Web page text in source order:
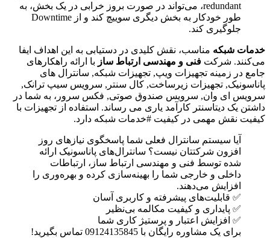
redundant، می‌تواند در صورت بروز خرابی در یک بخش، به
طور خودکار به بخش دیگری سوییچ کند و از Downtime
جلوگیری کند.
خدمات شبکه مناسب، نقش کلیدی در دستیابی به این اهداف ایفا
می‌کنند. شرکت فنی و مهندسی ارتباط ساز با ارائه راهکارهای
جامع در زمینه تجهیزات ویپ, تجهیزات شبکه, سانترال های
پاناسونیک, تجهیزات زیرساخت, کال سنتر, سرویس سیپ ترانک,
سرویس ای وان, سرویس صندوق صوتی, فکس سرور، به شما در
داشتن یک دیتاسنتر کارآمد یاری می رساند. استفاده از تجهیزات با
کیفیت نقش مهمی در کیفیت #خدمات شبکه دارد.
آیا سیستم سانترال فعلی شما پاسخگوی نیازهای روز
افزون شرکتتان نیست؟ سانترال‌های پاناسونیک ارائه
شده توسط فنی و مهندسی ارتباط ساز، ارتباطات
داخلی و خارجی شما را بهینه‌سازی کرده و بهره‌وری را
افزایش می‌دهند.
✅ قابلیت‌های پیشرفته و کاربری آسان
✅ پایداری و کیفیت مکالمه بی‌نظیر
✅ افزایش اعتبار و پرستیژ کاری شما
برای یک مشاوره رایگان با 09124135845 تماس بگیرید!